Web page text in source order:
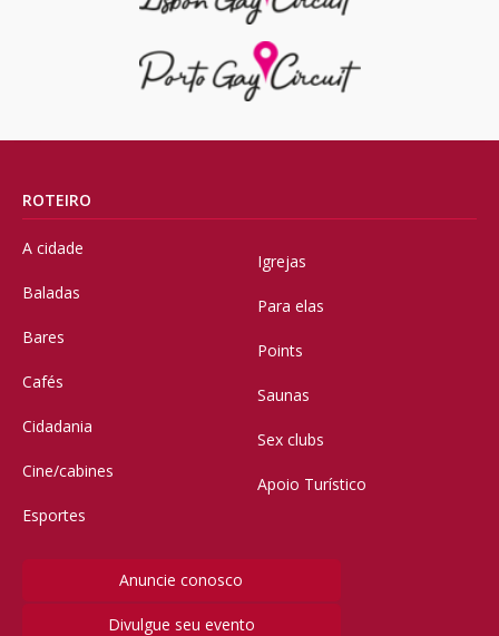
ROTEIRO
A cidade
Baladas
Bares
Cafés
Cidadania
Cine/cabines
Esportes
Igrejas
Para elas
Points
Saunas
Sex clubs
Apoio Turístico
Anuncie conosco
Divulgue seu evento